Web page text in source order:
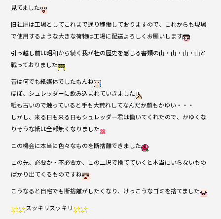
見てました
旧社屋は工場としてこれまで通り稼働しておりますので、これからも現場
で使用するような大きな荷物は工場に配送よろしくお願いします
引っ越し前は昭和から続く我が社の歴史を感じる書類の山・山・山・山と
戦っておりました
昔は何でも紙媒体でしたもんね
ほぼ、シュレッダーに飲み込まれていきました
紙も古いので触っていると手も大荒れしてなんだか顏もかゆい・・・
しかし、来る日も来る日もシュレッダー君は働いてくれたので、かゆくな
りそうな紙は全部無くなりました
この機会に本当に色々なものを断捨離できました
この先、必要か・不必要か、この二択で捨てていくと本当にいらないもの
ばかり出てくるものですね
こうなると自宅でも断捨離がしたくなり、けっこうなゴミを捨てました
スッキリスッキリ